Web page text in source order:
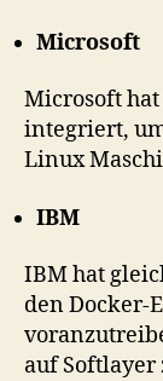
Microsoft
Microsoft
integriert,
Linux
IBM
IBM hat
den Docker-
auf Softlayer